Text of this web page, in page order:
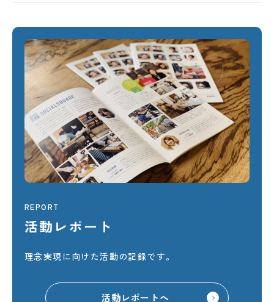
REPORT
活動レポート
理念実現に向けた活動の記録です。
活動レポートへ